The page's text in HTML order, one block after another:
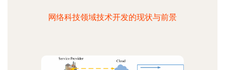
网络科技领域技术开发的现状与前景